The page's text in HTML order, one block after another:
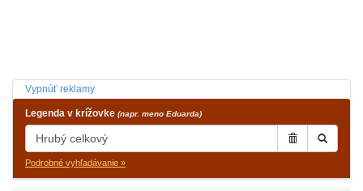
Vypnúť reklamy
Legenda v krížovke (napr. meno Eduarda)
Podrobné vyhľadávanie »